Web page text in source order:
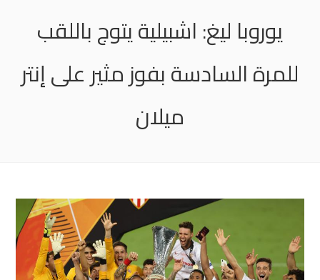
يوروبا ليغ: اشبيلية يتوج باللقب
للمرة السادسة بفوز مثير على إنتر
ميلان